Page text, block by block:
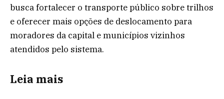
busca fortalecer o transporte público sobre trilhos
e oferecer mais opções de deslocamento para
moradores da capital e municípios vizinhos
atendidos pelo sistema.
Leia mais